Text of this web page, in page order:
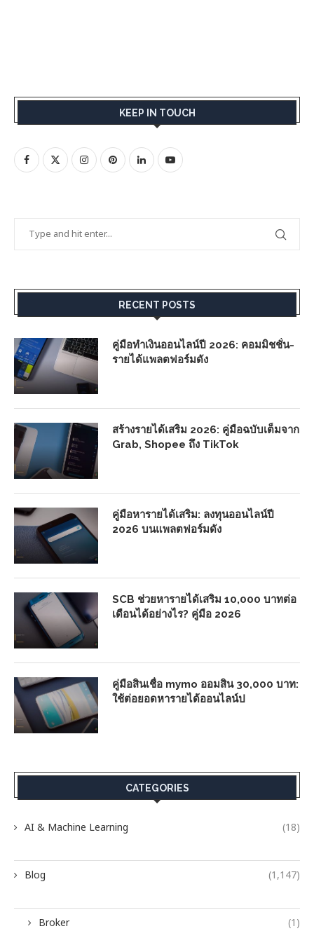
KEEP IN TOUCH
RECENT POSTS
คู่มือทำเงินออนไลน์ปี 2026: คอมมิชชั่น-
รายได้แพลตฟอร์มดัง
สร้างรายได้เสริม 2026: คู่มือฉบับเต็มจาก
Grab, Shopee ถึง TikTok
คู่มือหารายได้เสริม: ลงทุนออนไลน์ปี
2026 บนแพลตฟอร์มดัง
SCB ช่วยหารายได้เสริม 10,000 บาทต่อ
เดือนได้อย่างไร? คู่มือ 2026
คู่มือสินเชื่อ mymo ออมสิน 30,000 บาท:
ใช้ต่อยอดหารายได้ออนไลน์ป
CATEGORIES
AI & Machine Learning (18)
Blog (1,147)
Broker (1)